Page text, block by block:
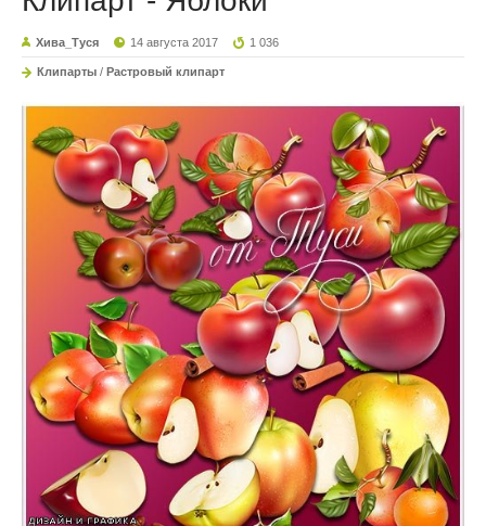
Хива_Туся 14 августа 2017 1 036
Клипарты / Растровый клипарт